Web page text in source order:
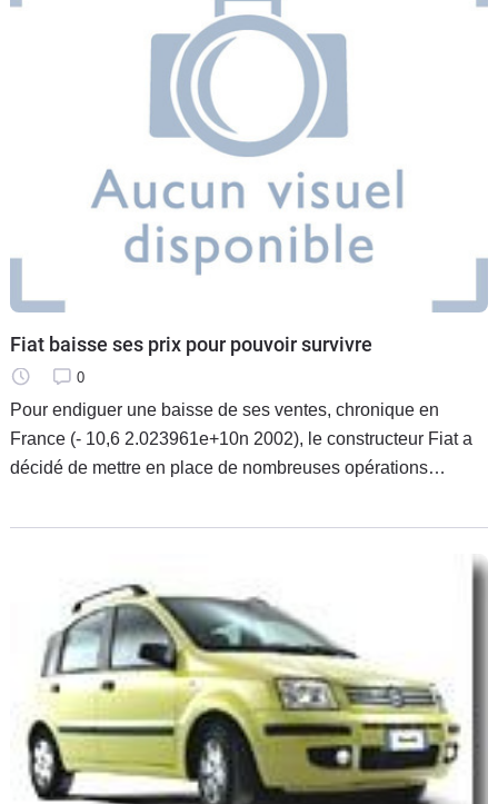
Fiat baisse ses prix pour pouvoir survivre
0
Pour endiguer une baisse de ses ventes, chronique en
France (- 10,6 2.023961e+10n 2002), le constructeur Fiat a
décidé de mettre en place de nombreuses opérations
ventes de voitures. La